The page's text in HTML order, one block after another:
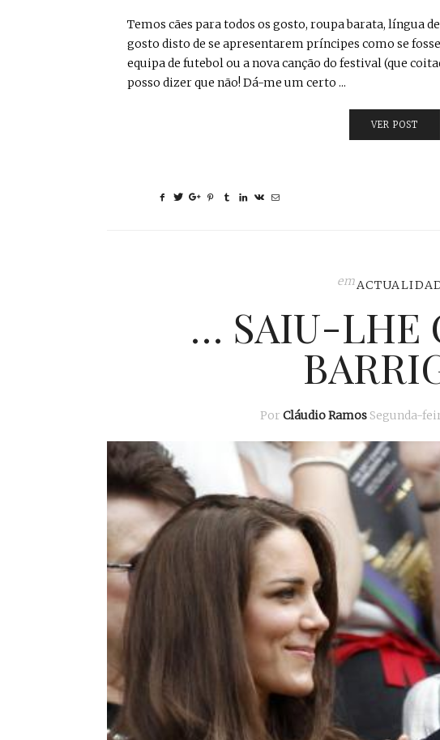
Temos cães para todos os gosto, roupa barata, língua
gosto disto de se apresentarem príncipes como se
equipa de futebol ou a nova canção do festival (que
posso dizer que não! Dá-me um certo ...
VER POST
em
… SAIU-LHE
Por Cláudio Ramos Segunda-